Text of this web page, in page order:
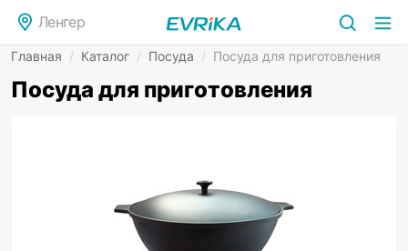
Ленгер
Главная / Каталог / Посуда / Посуда для приготовления
Посуда для приготовления